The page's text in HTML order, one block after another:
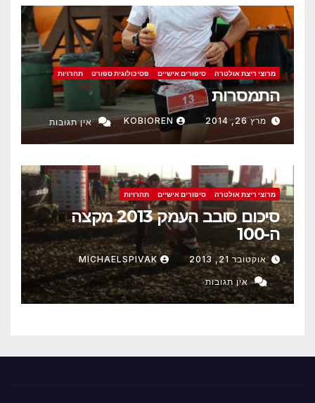
מרוצי ריצת אולטרה סיפורים אישיים פסיכולוגית ספורט תחרויות
התמסרות
מרץ 26, 2014 KOBIOREN אין תגובות
מרוצי ריצת אולטרה סיפורים אישיים תחרויות
סיכום סובב העמק 2013 מקצה
ה-100
אוקטובר 21, 2013 MICHAELSPIVAK
אין תגובות